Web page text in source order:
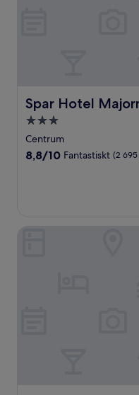
Spar Hotel
Spar Hotel Majorna
3.0-
stjärnigt
boende
Centrum
8.8
8,8/10 Fantastiskt (2